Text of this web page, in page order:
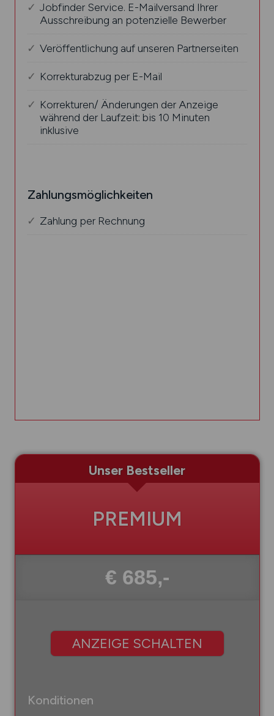
Jobfinder Service. E-Mailversand Ihrer
Ausschreibung an potenzielle Bewerber
Veröffentlichung auf unseren Partnerseiten
Korrekturabzug per E-Mail
Korrekturen/ Änderungen der Anzeige
während der Laufzeit: bis 10 Minuten
inklusive
Zahlungsmöglichkeiten
Zahlung per Rechnung
Unser Bestseller
PREMIUM
€ 685,-
ANZEIGE SCHALTEN
Konditionen